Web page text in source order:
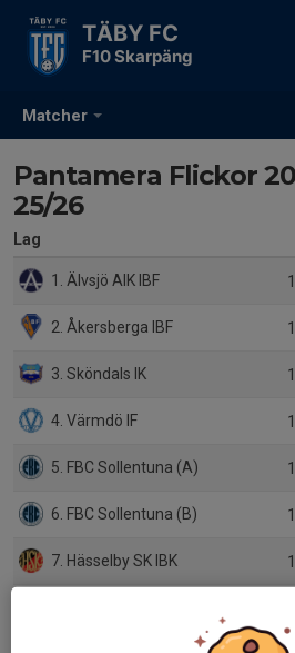
Matcher
TÄBY FC
F10 Skarpäng
Pantamera Flickor
25/26
Lag
1. Älvsjö AIK IBF
2. Åkersberga IBF
3. Sköndals IK
4. Värmdö IF
5. FBC Sollentuna (A)
6. FBC Sollentuna (B)
7. Hässelby SK IBK